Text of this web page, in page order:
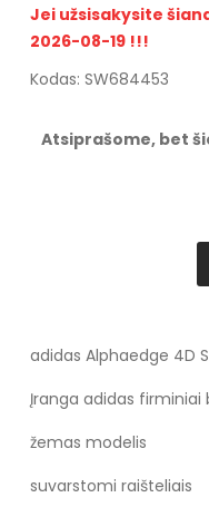
Jei užsisakysite
2026-08-19 !!!
Kodas: SW684453
Atsiprašome, bet
adidas Alphaedge 4D
Įranga adidas firminiai
žemas modelis
suvarstomi raišteliais